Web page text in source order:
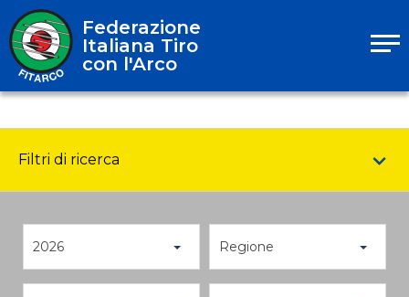
Federazione
Italiana Tiro
con l'Arco
Filtri di ricerca
2026 Regione